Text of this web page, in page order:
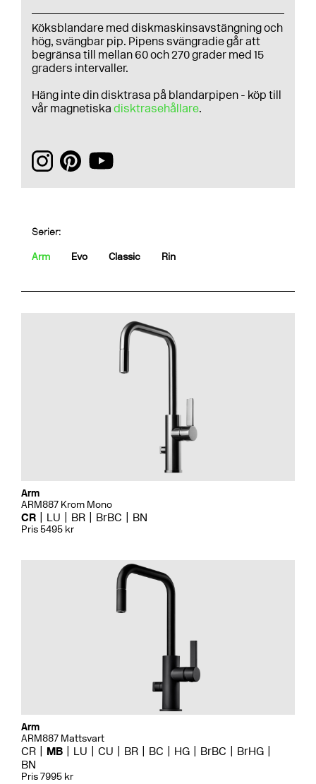
Köksblandare med diskmaskinsavstängning och
hög, svängbar pip. Pipens svängradie går att
begränsa till mellan 60 och 270 grader med 15
graders intervaller.
Häng inte din disktrasa på blandarpipen - köp till
vår magnetiska disktrasehållare.
Serier:
Arm Evo Classic Rin
Arm
ARM887 Krom Mono
CR LU BR BrBC BN
Pris 5495 kr
Arm
ARM887 Mattsvart
CR MB LU CU BR BC HG BrBC
BrHG
BN
Pris 7995 kr